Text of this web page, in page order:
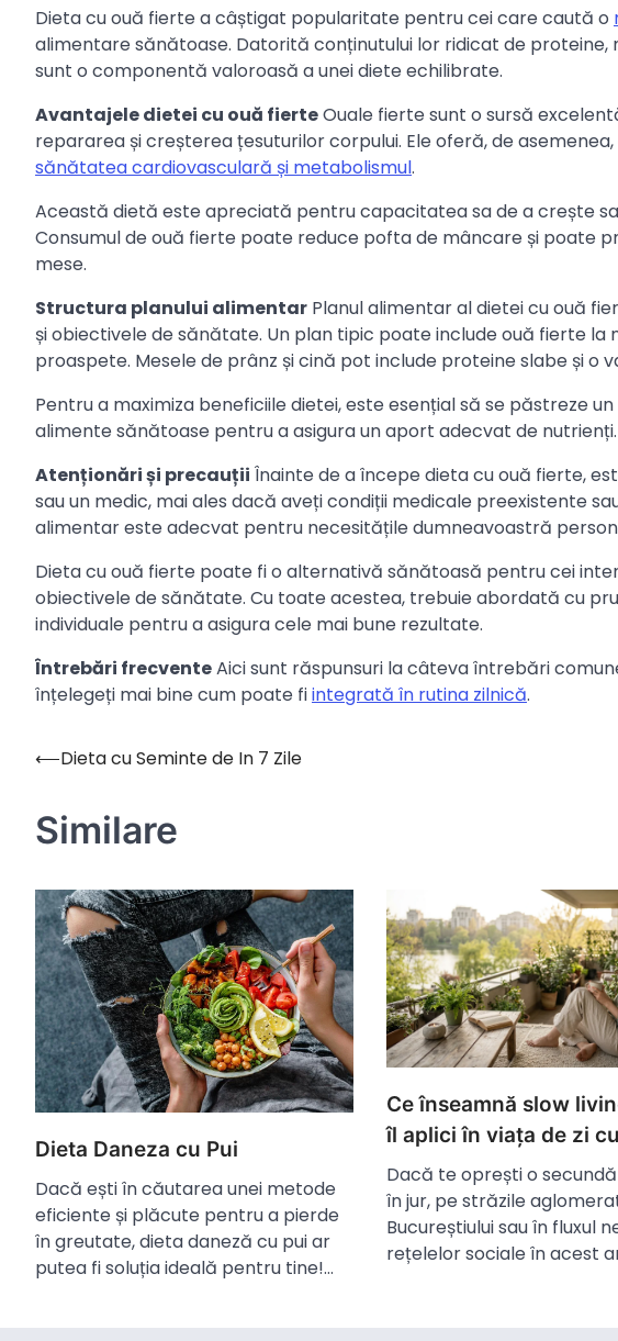
Dieta cu ouă fierte a câștigat popularitate pentru cei care caută o
alimentare sănătoase. Datorită conținutului lor ridicat de proteine,
sunt o componentă valoroasă a unei diete echilibrate.
Avantajele dietei cu ouă fierteOuale fierte sunt o sursă
repararea și creșterea țesuturilor corpului. Ele oferă, de
sănătatea cardiovasculară și metabolismul.
Această dietă este apreciată pentru capacitatea sa de a crește
Consumul de ouă fierte poate reduce pofta de mâncare și poate
mese.
Structura planului alimentar Planul alimentar al dietei cu ouă
și obiectivele de sănătate. Un plan tipic poate include ouă fierte la
proaspete. Mesele de prânz și cină pot include proteine slabe și o
Pentru a maximiza beneficiile dietei, este esențial să se păstreze
alimente sănătoase pentru a asigura un aport adecvat de nutrienți.
Atenționări și precauții Înainte de a începe dieta cu ouă fierte,
sau un medic, mai ales dacă aveți condiții medicale preexistente
alimentar este adecvat pentru necesitățile dumneavoastră
Dieta cu ouă fierte poate fi o alternativă sănătoasă pentru cei
obiectivele de sănătate. Cu toate acestea, trebuie abordată cu
individuale pentru a asigura cele mai bune rezultate.
Întrebări frecventeAici sunt răspunsuri la câteva întrebări
înțelegeți mai bine cum poate fiintegrată în rutina zilnică.
Navigare
articole
⟵Dieta cu Seminte de In 7 Zile
Similare
Dieta Daneza cu Pui
Dacă ești în căutarea unei metode
eficiente și plăcute pentru a pierde
în greutate, dieta daneză cu pui ar
putea fi soluția ideală pentru tine!…
Ce înseamnă slow
îl aplici în viața de zi
Dacă te oprești o
în jur, pe străzile
Bucureștiului sau în fluxul
rețelelor sociale în acest